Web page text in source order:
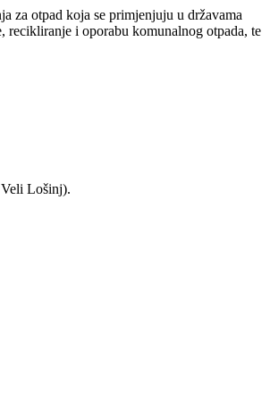
za otpad koja se primjenjuju u državama
recikliranje i oporabu komunalnog otpada, te
Lošinj).